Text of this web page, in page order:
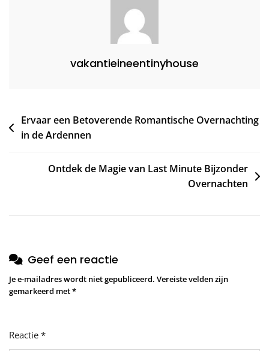
vakantieineentinyhouse
Bericht
navigatie
Ervaar een Betoverende Romantische Overnachting
in de Ardennen
Ontdek de Magie van Last Minute Bijzonder
Overnachten
Geef een reactie
Je e-mailadres wordt niet gepubliceerd. Vereiste velden zijn
gemarkeerd met*
Reactie *